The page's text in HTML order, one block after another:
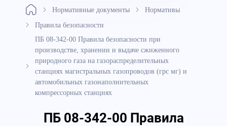
Нормативные документы
Нормативы
Правила безопасности
ПБ 08-342-00 Правила безопасности при
производстве, хранении и выдаче сжиженного
природного газа на газораспределительных
станциях магистральных газопроводов (грс мг) и
автомобильных газонаполнительных
компрессорных станциях
ПБ 08-342-00 Правила